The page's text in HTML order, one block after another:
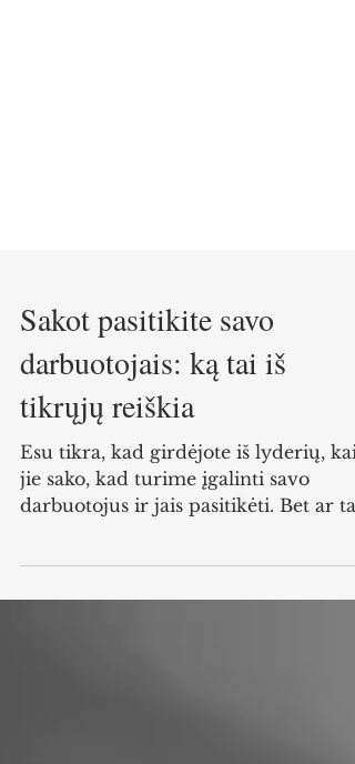
Sakot pasitikite savo
darbuotojais: ką tai iš
tikrųjų reiškia
Esu tikra, kad girdėjote iš lyderių,
jie sako, kad turime įgalinti savo
tikrai nuoširdu...